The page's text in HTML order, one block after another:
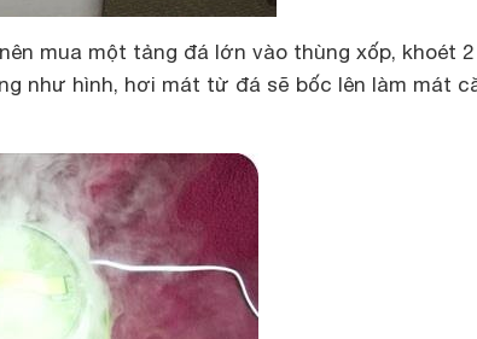
mua một tảng đá lớn vào thùng xốp, khoét 2
như hình, hơi mát từ đá sẽ bốc lên làm mát